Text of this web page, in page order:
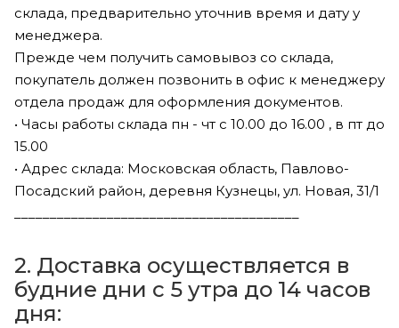
склада, предварительно уточнив время и дату у
менеджера.
Прежде чем получить самовывоз со склада,
покупатель должен позвонить в офис к менеджеру
отдела продаж для оформления документов.
• Часы работы склада пн - чт с 10.00 до 16.00 , в пт до
15.00
• Адрес склада: Московская область, Павлово-
Посадский район, деревня Кузнецы, ул. Новая, 31/1
2. Доставка осуществляется в
будние дни с 5 утра до 14 часов
дня: